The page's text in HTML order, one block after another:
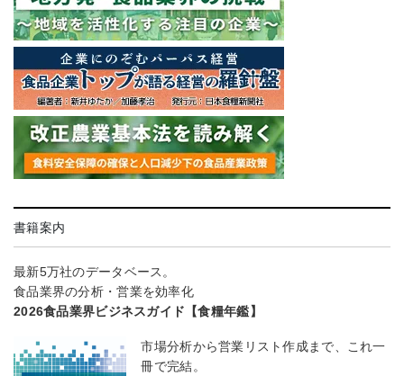
書籍案内
最新5万社のデータベース。
食品業界の分析・営業を効率化
2026食品業界ビジネスガイド【食糧年鑑】
市場分析から営業リスト作成まで、これ一
冊で完結。